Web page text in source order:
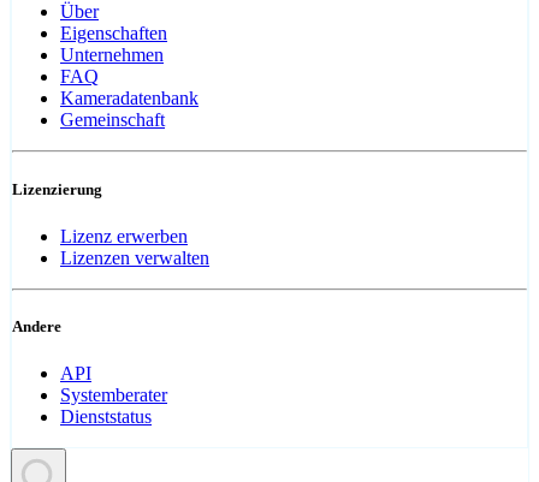
Über
Eigenschaften
Unternehmen
FAQ
Kameradatenbank
Gemeinschaft
Lizenzierung
Lizenz erwerben
Lizenzen verwalten
Andere
API
Systemberater
Dienststatus